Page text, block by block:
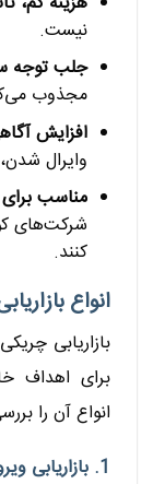
نیست.
جلب توجه
مجذوب
افزایش
وایرال
مناسب
شرکت‌های
کنند.
انواع
بازاریابی
برای اهداف
انواع آن را
1. بازاریابی ویروسی (Viral Marketing)